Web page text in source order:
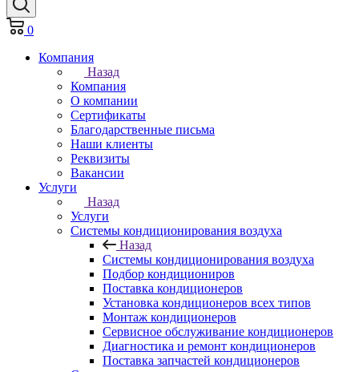
0
Компания
Назад
Компания
О компании
Сертификаты
Благодарственные письма
Наши клиенты
Реквизиты
Вакансии
Услуги
Назад
Услуги
Системы кондиционирования воздуха
Назад
Системы кондиционирования воздуха
Подбор кондициониров
Поставка кондиционеров
Установка кондиционеров всех типов
Монтаж кондиционеров
Сервисное обслуживание кондиционеров
Диагностика и ремонт кондиционеров
Поставка запчастей кондиционеров